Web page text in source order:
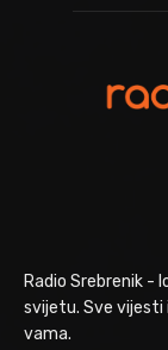
Radio Srebrenik -
svijetu. Sve vijesti
vama.